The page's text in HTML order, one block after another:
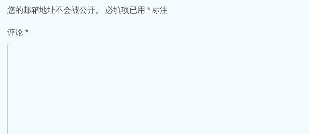
航
您的邮箱地址不会被公开。 必填项已用 * 标注
评论 *